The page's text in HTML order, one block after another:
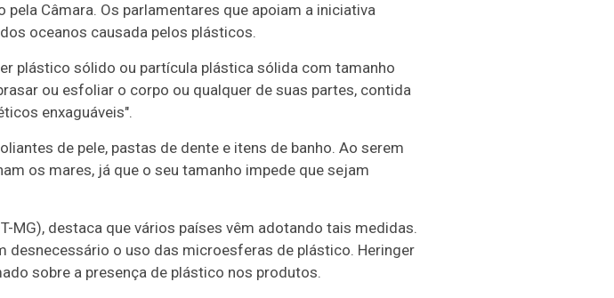
Câmara. Os parlamentares que apoiam a iniciativa
oceanos causada pelos plásticos.
plástico sólido ou partícula plástica sólida com tamanho
ou esfoliar o corpo ou qualquer de suas partes, contida
enxaguáveis".
de pele, pastas de dente e itens de banho. Ao serem
os mares, já que o seu tamanho impede que sejam
MG), destaca que vários países vêm adotando tais medidas.
desnecessário o uso das microesferas de plástico. Heringer
sobre a presença de plástico nos produtos.